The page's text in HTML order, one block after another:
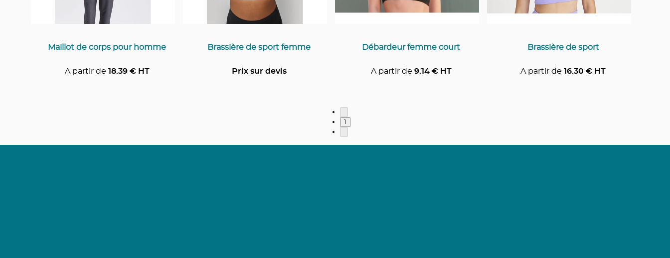
Maillot de corps pour homme
A partir de 18.39€ HT
Brassière de sport femme
Prix sur devis
Débardeur femme court
A partir de 9.14€ HT
Brassière de sport
A partir de 16.30 € HT
1